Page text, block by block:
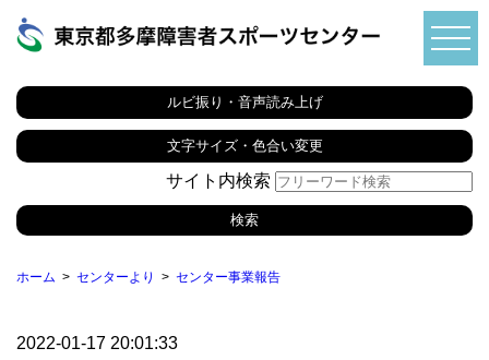
ルビ振り・音声読み上げ
文字サイズ・色合い変更
サイト内検索
ホーム センターより センター事業報告
2022-01-17 20:01:33